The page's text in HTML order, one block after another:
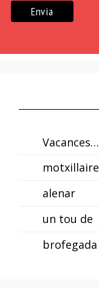
Vacances…
motxillaire
alenar
un tou de
brofegada